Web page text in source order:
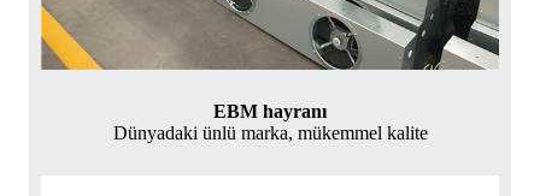
EBM hayranı
Dünyadaki ünlü marka, mükemmel kalite